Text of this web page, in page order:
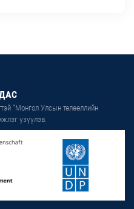
“Монгол Улсын төлөөллийн
үзүүлэв.